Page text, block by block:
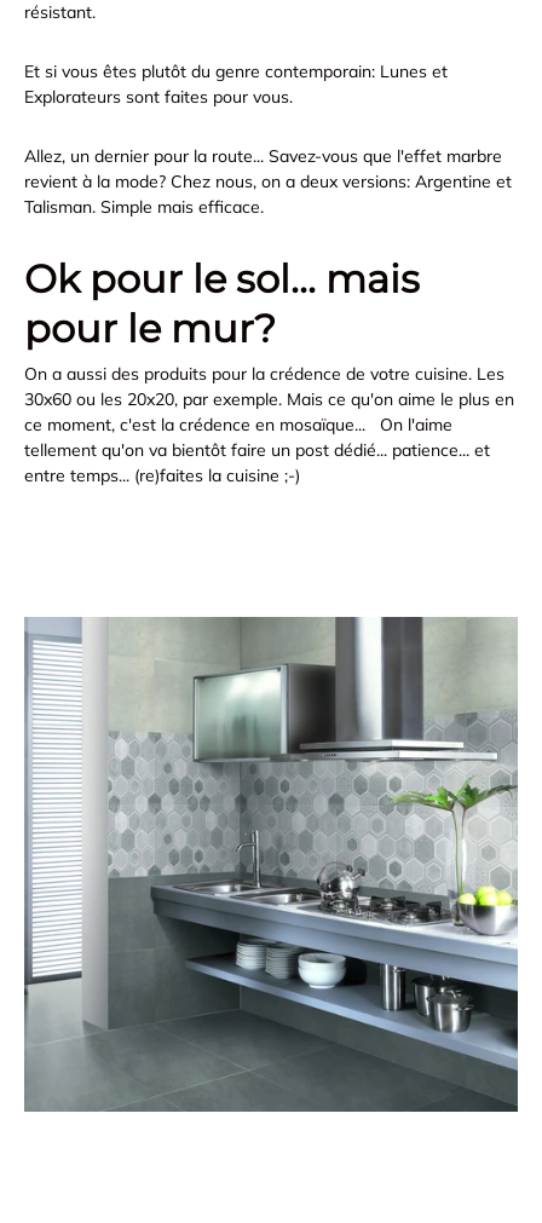
résistant.
Et si vous êtes plutôt du genre contemporain: Lunes et
Explorateurs sont faites pour vous.
Allez, un dernier pour la route... Savez-vous que l'effet marbre
revient à la mode? Chez nous, on a deux versions: Argentine et
Talisman. Simple mais efficace.
Ok pour le sol... mais
pour le mur?
On a aussi des produits pour la crédence de votre cuisine. Les
30x60 ou les 20x20, par exemple. Mais ce qu'on aime le plus en
ce moment, c'est la crédence en mosaïque... On l'aime
tellement qu'on va bientôt faire un post dédié... patience... et
entre temps... (re)faites la cuisine ;-)